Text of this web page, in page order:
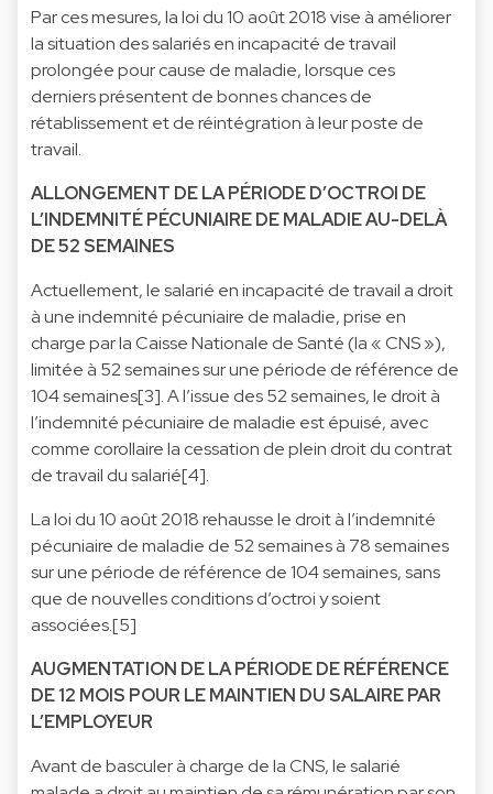
Par ces mesures, la loi du 10 août 2018 vise à améliorer
la situation des salariés en incapacité de travail
prolongée pour cause de maladie, lorsque ces
derniers présentent de bonnes chances de
rétablissement et de réintégration à leur poste de
travail.
ALLONGEMENT DE LA PÉRIODE D’OCTROI DE
L’INDEMNITÉ PÉCUNIAIRE DE MALADIE AU-DELÀ
DE 52 SEMAINES
Actuellement, le salarié en incapacité de travail a droit
à une indemnité pécuniaire de maladie, prise en
charge par la Caisse Nationale de Santé (la « CNS »),
limitée à 52 semaines sur une période de référence de
104 semaines[3]. A l’issue des 52 semaines, le droit à
l’indemnité pécuniaire de maladie est épuisé, avec
comme corollaire la cessation de plein droit du contrat
de travail du salarié[4].
La loi du 10 août 2018 rehausse le droit à l’indemnité
pécuniaire de maladie de 52 semaines à 78 semaines
sur une période de référence de 104 semaines, sans
que de nouvelles conditions d’octroi y soient
associées.[5]
AUGMENTATION DE LA PÉRIODE DE RÉFÉRENCE
DE 12 MOIS POUR LE MAINTIEN DU SALAIRE PAR
L’EMPLOYEUR
Avant de basculer à charge de la CNS, le salarié